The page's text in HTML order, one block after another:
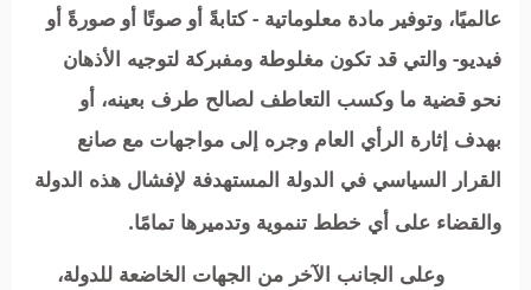
عالميًا، وتوفير مادة معلوماتية - كتابةً أو صوتًا أو صورةً أو
فيديو- والتي قد تكون مغلوطة ومفبركة لتوجيه الأذهان
نحو قضية ما وكسب التعاطف لصالح طرف بعينه، أو
بهدف إثارة الرأي العام وجره إلى مواجهات مع صانع
القرار السياسي في الدولة المستهدفة لإفشال هذه الدولة
والقضاء على أي خطط تنموية وتدميرها تمامًا.
وعلى الجانب الآخر من الجهات الخاضعة للدولة،